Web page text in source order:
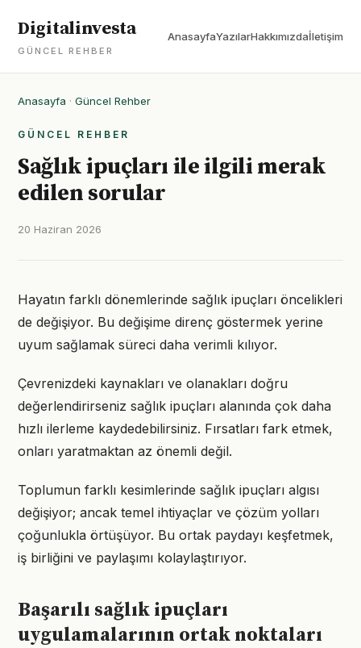
Digitalinvesta
GÜNCEL REHBER
AnasayfaYazılarHakkımızdaİletişim
Anasayfa · Güncel Rehber
GÜNCEL REHBER
Sağlık ipuçları ile ilgili merak
edilen sorular
20 Haziran 2026
Hayatın farklı dönemlerinde sağlık ipuçları öncelikleri
de değişiyor. Bu değişime direnç göstermek yerine
uyum sağlamak süreci daha verimli kılıyor.
Çevrenizdeki kaynakları ve olanakları doğru
değerlendirirseniz sağlık ipuçları alanında çok daha
hızlı ilerleme kaydedebilirsiniz. Fırsatları fark etmek,
onları yaratmaktan az önemli değil.
Toplumun farklı kesimlerinde sağlık ipuçları algısı
değişiyor; ancak temel ihtiyaçlar ve çözüm yolları
çoğunlukla örtüşüyor. Bu ortak paydayı keşfetmek,
iş birliğini ve paylaşımı kolaylaştırıyor.
Başarılı sağlık ipuçları
uygulamalarının ortak noktaları